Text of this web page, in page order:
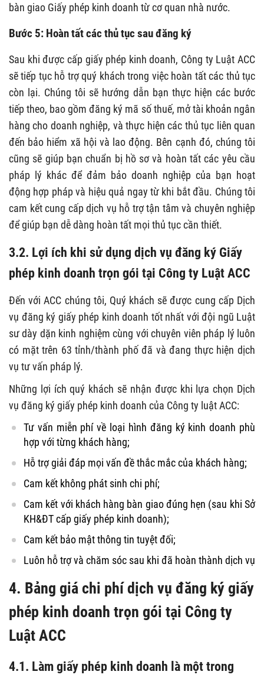
bàn giao Giấy phép kinh doanh từ cơ quan nhà nước.
Bước 5: Hoàn tất các thủ tục sau đăng ký
Sau khi được cấp giấy phép kinh doanh, Công ty Luật ACC
sẽ tiếp tục hỗ trợ quý khách trong việc hoàn tất các thủ tục
còn lại. Chúng tôi sẽ hướng dẫn bạn thực hiện các bước
tiếp theo, bao gồm đăng ký mã số thuế, mở tài khoản ngân
hàng cho doanh nghiệp, và thực hiện các thủ tục liên quan
đến bảo hiểm xã hội và lao động. Bên cạnh đó, chúng tôi
cũng sẽ giúp bạn chuẩn bị hồ sơ và hoàn tất các yêu cầu
pháp lý khác để đảm bảo doanh nghiệp của bạn hoạt
động hợp pháp và hiệu quả ngay từ khi bắt đầu. Chúng tôi
cam kết cung cấp dịch vụ hỗ trợ tận tâm và chuyên nghiệp
để giúp bạn dễ dàng hoàn tất mọi thủ tục cần thiết.
3.2. Lợi ích khi sử dụng dịch vụ đăng ký Giấy
phép kinh doanh trọn gói tại Công ty Luật ACC
Đến với ACC chúng tôi, Quý khách sẽ được cung cấp Dịch
vụ đăng ký giấy phép kinh doanh tốt nhất với đội ngũ Luật
sư dày dặn kinh nghiệm cùng với chuyên viên pháp lý luôn
có mặt trên 63 tỉnh/thành phố đã và đang thực hiện dịch
vụ tư vấn pháp lý.
Những lợi ích quý khách sẽ nhận được khi lựa chọn Dịch
vụ đăng ký giấy phép kinh doanh của Công ty luật ACC:
Tư vấn miễn phí về loại hình đăng ký kinh doanh phù
hợp với từng khách hàng;
Hỗ trợ giải đáp mọi vấn đề thắc mắc của khách hàng;
Cam kết không phát sinh chi phí;
Cam kết với khách hàng bàn giao đúng hẹn (sau khi Sở
KH&ĐT cấp giấy phép kinh doanh);
Cam kết bảo mật thông tin tuyệt đối;
Luôn hỗ trợ và chăm sóc sau khi đã hoàn thành dịch vụ
4. Bảng giá chi phí dịch vụ đăng ký giấy
phép kinh doanh trọn gói tại Công ty
Luật ACC
4.1. Làm giấy phép kinh doanh là một trong